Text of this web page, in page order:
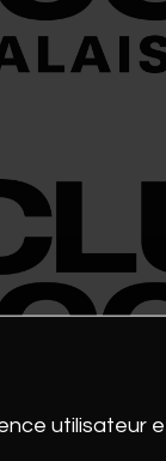
utilisateur